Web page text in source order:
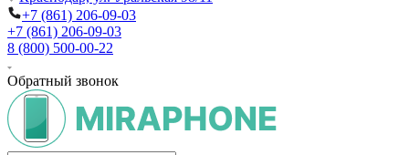
+7 (861) 206-09-03
+7 (861) 206-09-03
8 (800) 500-00-22
Обратный звонок